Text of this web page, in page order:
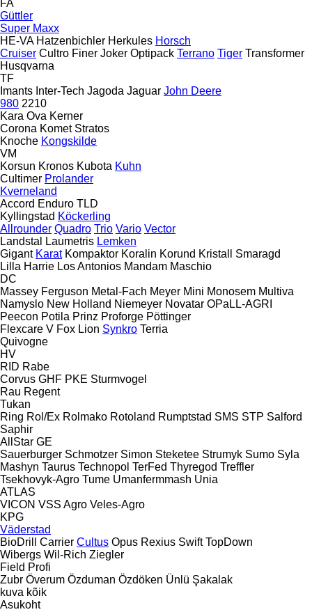
FA
Güttler
Super Maxx
HE-VA Hatzenbichler Herkules Horsch
Cruiser Cultro Finer Joker Optipack Terrano Tiger Transformer
Husqvarna
TF
Imants Inter-Tech Jagoda Jaguar John Deere
980 2210
Kara Ova Kerner
Corona Komet Stratos
Knoche Kongskilde
VM
Korsun Kronos Kubota Kuhn
Cultimer Prolander
Kverneland
Accord Enduro TLD
Kyllingstad Köckerling
Allrounder Quadro Trio Vario Vector
Landstal
Laumetris Lemken
Gigant Karat Kompaktor Koralin Korund Kristall
Smaragd
Lilla Harrie Los Antonios Mandam Maschio
DC
Massey Ferguson Metal-Fach Meyer Mini Monosem Multiva
Namyslo New Holland Niemeyer Novatar OPaLL-AGRI
Peecon Potila Prinz Proforge Pöttinger
Flexcare V Fox Lion Synkro Terria
Quivogne
HV
RID Rabe
Corvus GHF PKE Sturmvogel
Rau Regent
Tukan
Ring Rol/Ex Rolmako Rotoland Rumptstad SMS STP Salford
Saphir
AllStar GE
Sauerburger Schmotzer Simon Steketee Strumyk Sumo Syla
Mashyn Taurus Technopol TerFed Thyregod Treffler
Tsekhovyk-Agro Tume Umanfermmash Unia
ATLAS
VICON VSS Agro Veles-Agro
KPG
Väderstad
BioDrill
Carrier Cultus Opus Rexius Swift TopDown
Wibergs Wil-Rich Ziegler
Field Profi
Zubr Överum Özduman Özdöken Ünlü Şakalak
kuva kõik
Asukoht